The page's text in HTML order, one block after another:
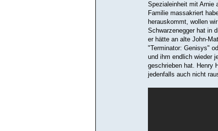
Spezialeinheit mit Arnie
Familie massakriert
herauskommt, wollen
Schwarzenegger hat in
er hätte an alte John-
"Terminator: Genisys"
und ihm endlich wieder
geschrieben hat. Henry
jedenfalls auch nicht